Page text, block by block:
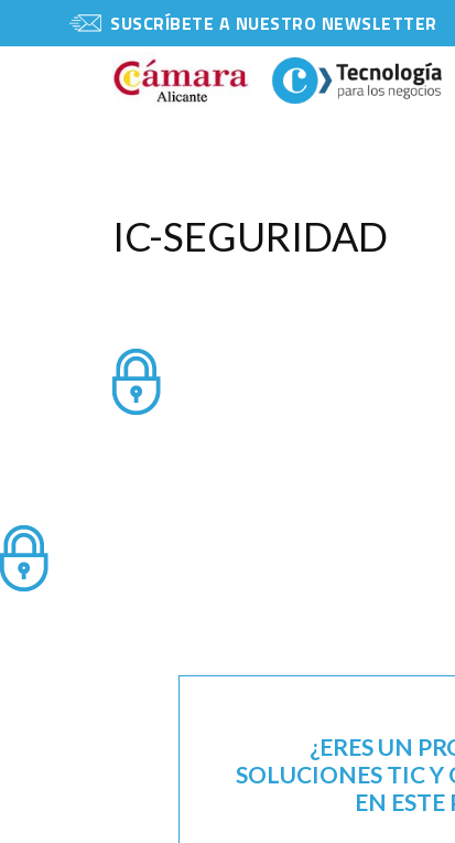
SUSCRÍBETE A NUESTRO NEWSLETTER
IC-SEGURIDAD
¿ERES UN
SOLUCIONES TIC Y
EN ESTE